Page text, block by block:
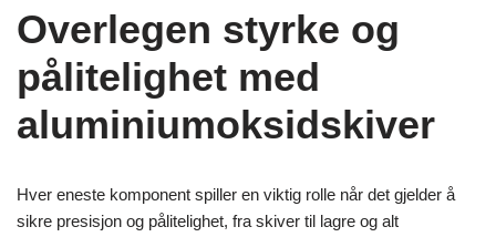
Overlegen styrke og
pålitelighet med
aluminiumoksidskiver
Hver eneste komponent spiller en viktig rolle når det gjelder å
sikre presisjon og pålitelighet, fra skiver til lagre og alt